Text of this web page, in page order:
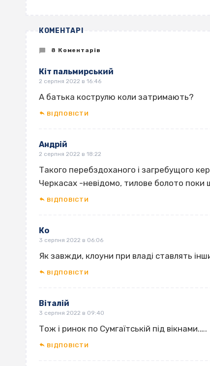
КОМЕНТАРІ
8 Коментарів
Кіт пальмирський
2 серпня 2022 в 16:46
А батька кострулю коли затримають?
ВІДПОВІCТИ
Андрій
2 серпня 2022 в 18:22
Такого перебздоханого і загребущого
Черкасах -невідомо, тилове болото поки
ВІДПОВІCТИ
Ко
3 серпня 2022 в 06:06
Як завжди, клоуни при владі ставлять
ВІДПОВІCТИ
Віталій
3 серпня 2022 в 09:40
Тож і ринок по Сумгаїтській під вікнами.….
ВІДПОВІCТИ